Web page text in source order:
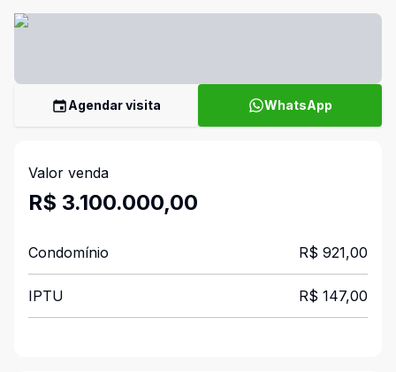
Agendar visita WhatsApp
Valor venda
R$ 3.100.000,00
Condomínio R$ 921,00
IPTU R$ 147,00